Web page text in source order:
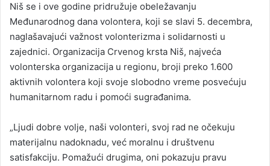
Niš se i ove godine pridružuje obeležavanju
Međunarodnog dana volontera, koji se slavi 5. decembra,
naglašavajući važnost volonterizma i solidarnosti u
zajednici. Organizacija Crvenog krsta Niš, najveća
volonterska organizacija u regionu, broji preko 1.600
aktivnih volontera koji svoje slobodno vreme posvećuju
humanitarnom radu i pomoći sugrađanima.
„Ljudi dobre volje, naši volonteri, svoj rad ne očekuju
materijalnu nadoknadu, već moralnu i društvenu
satisfakciju. Pomažući drugima, oni pokazuju pravu